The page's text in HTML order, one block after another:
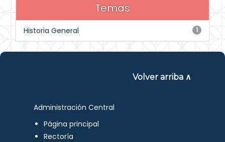
Temas
1
Historia General
Volver arriba ∧
Administración Central
Página principal
Rectoría